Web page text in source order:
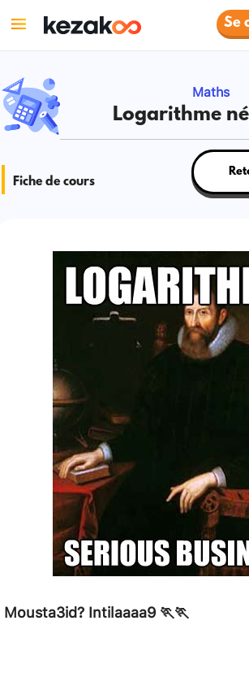
Se
Maths
Logarithme
Fiche de cours
Mousta3id?Intilaaaa9 🏃🏃